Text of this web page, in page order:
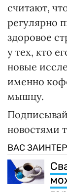
считают,
регулярно
здоровое
у тех, кто
новые
именно
мышцу.
новостями
ВАС